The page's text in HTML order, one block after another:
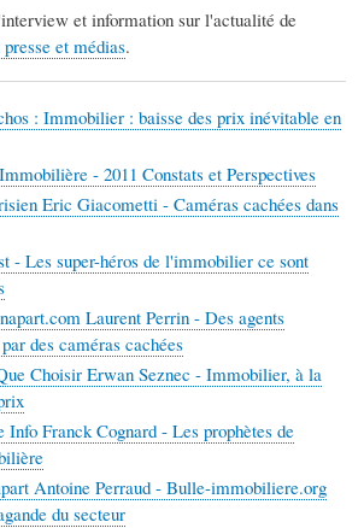
et information sur l'actualité de
et médias.
: Immobilier : baisse des prix inévitable en
- 2011 Constats et Perspectives
Eric Giacometti - Caméras cachées dans
- Les super-héros de l'immobilier ce sont
Laurent Perrin - Des agents
des caméras cachées
Choisir Erwan Seznec - Immobilier, à la
Info Franck Cognard - Les prophètes de
Antoine Perraud - Bulle-immobiliere.org
du secteur